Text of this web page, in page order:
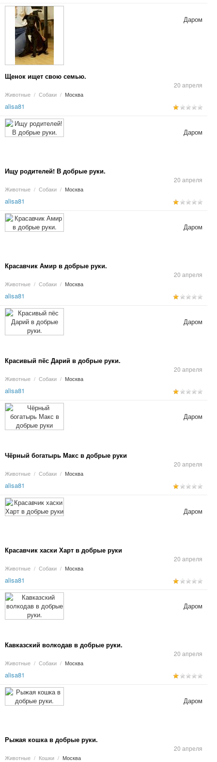
Щенок ищет свою семью.
20 апреля
Животные / Собаки / Москва
Даром
alisa81
Ищу родителей! В добрые руки.
20 апреля
Животные / Собаки / Москва
Даром
alisa81
Красавчик Амир в добрые руки.
20 апреля
Животные / Собаки / Москва
Даром
alisa81
Красивый пёс Дарий в добрые руки.
20 апреля
Животные / Собаки / Москва
Даром
alisa81
Чёрный богатырь Макс в добрые руки
20 апреля
Животные / Собаки / Москва
Даром
alisa81
Красавчик хаски Харт в добрые руки
20 апреля
Животные / Собаки / Москва
Даром
alisa81
Кавказский волкодав в добрые руки.
20 апреля
Животные / Собаки / Москва
Даром
alisa81
Рыжая кошка в добрые руки.
20 апреля
Животные / Кошки / Москва
Даром